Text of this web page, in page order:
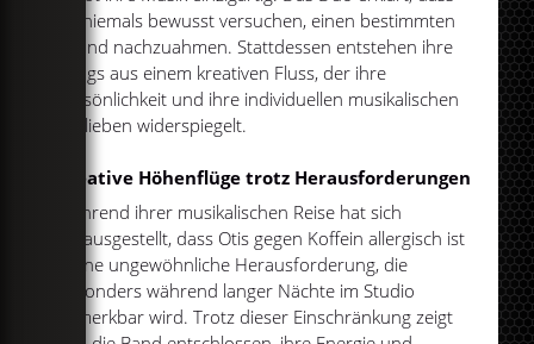
sie niemals bewusst versuchen, einen bestimmten
Sound nachzuahmen. Stattdessen entstehen ihre
Songs aus einem kreativen Fluss, der ihre
Persönlichkeit und ihre individuellen musikalischen
Vorlieben widerspiegelt.
Kreative Höhenflüge trotz Herausforderungen
Während ihrer musikalischen Reise hat sich
herausgestellt, dass Otis gegen Koffein allergisch ist
– eine ungewöhnliche Herausforderung, die
besonders während langer Nächte im Studio
bemerkbar wird. Trotz dieser Einschränkung zeigt